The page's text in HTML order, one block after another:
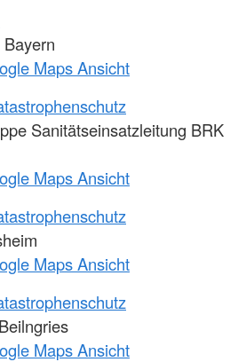
Maps Ansicht
Sanitätseinsatzleitung BRK
Maps Ansicht
Maps Ansicht
Maps Ansicht